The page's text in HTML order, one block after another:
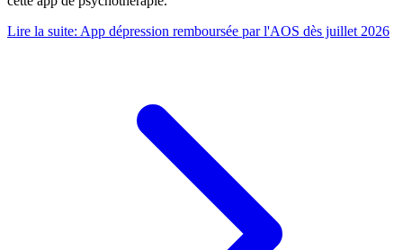
Lire la suite: App dépression remboursée par l'AOS dès juillet 2026